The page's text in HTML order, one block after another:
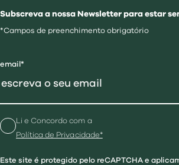
Subscreva a nossa Newsletter para estar
*Campos de preenchimento obrigatório
email*
Li e Concordo com a
Política de Privacidade*
Este site é protegido pelo reCAPTCHA e